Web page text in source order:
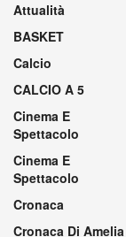
Attualità
BASKET
Calcio
CALCIO A 5
Cinema E
Spettacolo
Cinema E
Spettacolo
Cronaca
Cronaca Di Amelia